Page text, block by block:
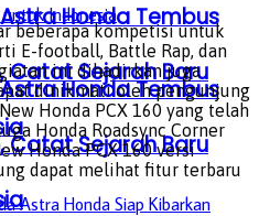
Honda Tembus
Catat Sejarah Baru
Honda Tembus
Catat Sejarah Baru
beberapa kompetisi untuk
E-football, Battle Rap, dan
ini dihadirkan juga
dinikmati oleh pengunjung
Honda PCX 160 yang telah
Honda Roadsync Corner
Honda PCX 160 versi
dapat melihat fitur terbaru